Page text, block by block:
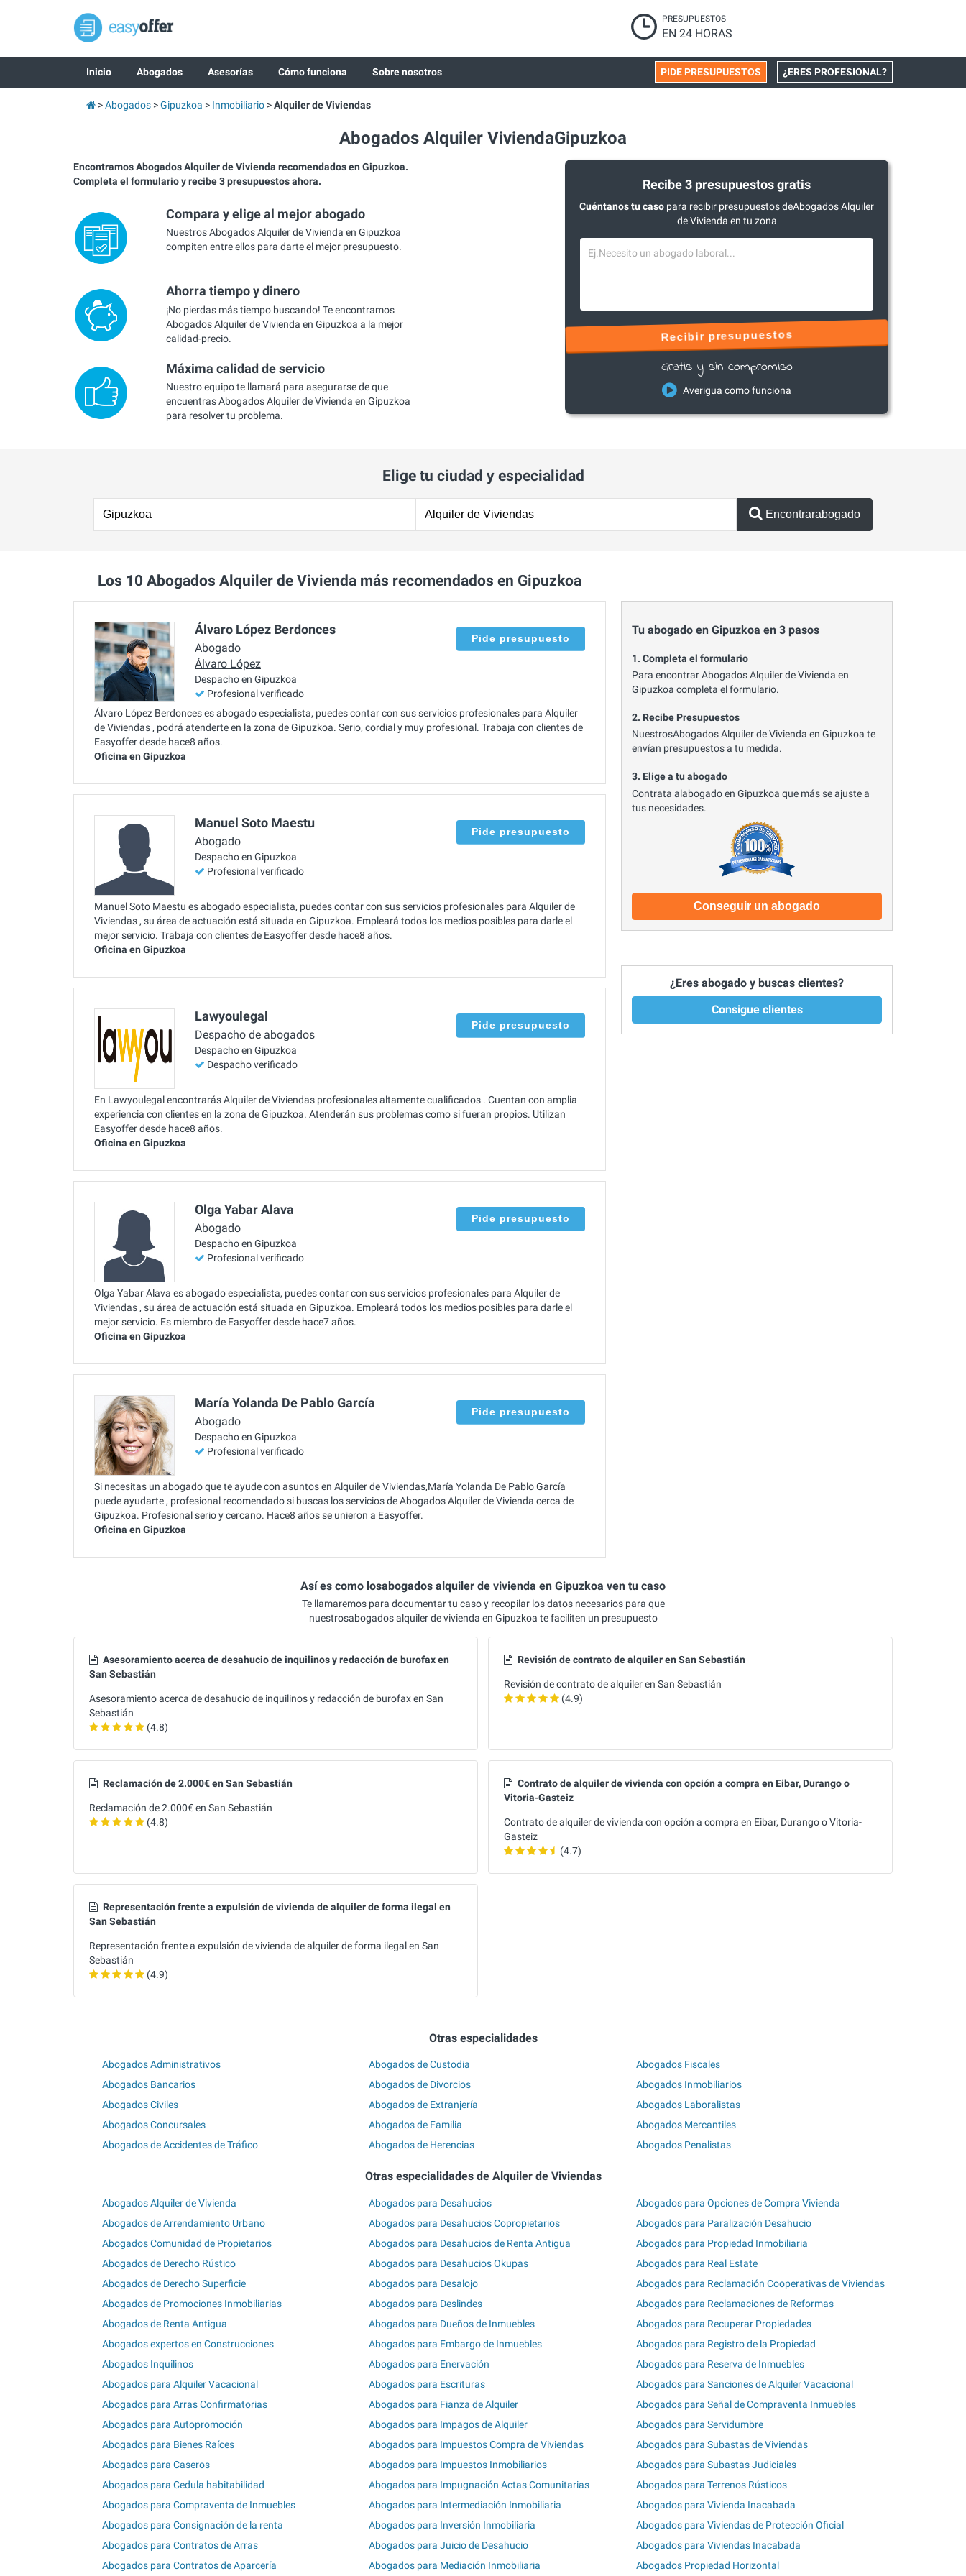
PRESUPUESTOS
EN 24 HORAS
Inicio Abogados Asesorías Cómo funciona Sobre nosotros ¿ERES PROFESIONAL?
PIDE PRESUPUESTOS
Abogados Gipuzkoa Inmobiliario Alquiler de Viviendas
Abogados Alquiler ViviendaGipuzkoa
Encontramos Abogados Alquiler de Vivienda recomendados en Gipuzkoa.
Completa el formulario y recibe 3 presupuestos ahora.
Compara y elige al mejor abogado
Nuestros Abogados Alquiler de Vivienda en Gipuzkoa
compiten entre ellos para darte el mejor presupuesto.
Ahorra tiempo y dinero
¡No pierdas más tiempo buscando! Te encontramos
Abogados Alquiler de Vivienda en Gipuzkoa a la mejor
calidad-precio.
Máxima calidad de servicio
Nuestro equipo te llamará para asegurarse de que
encuentras Abogados Alquiler de Vivienda en Gipuzkoa
para resolver tu problema.
Recibe 3 presupuestos gratis
Cuéntanos tu caso para recibir presupuestos deAbogados Alquiler
de Vivienda en tu zona
Recibir presupuestos
Gratis y sin compromiso
Averigua como funciona
Elige tu ciudad y especialidad
Encontrarabogado
Los 10 Abogados Alquiler de Vivienda más recomendados en Gipuzkoa
Álvaro López Berdonces
Abogado
Álvaro López
Despacho en Gipuzkoa
Profesional verificado
Pide presupuesto
Álvaro López Berdonces es abogado especialista, puedes contar con sus servicios profesionales para Alquiler
de Viviendas , podrá atenderte en la zona de Gipuzkoa. Serio, cordial y muy profesional. Trabaja con clientes de
Easyoffer desde hace8 años.
Oficina en Gipuzkoa
Manuel Soto Maestu
Abogado
Despacho en Gipuzkoa
Profesional verificado
Pide presupuesto
Manuel Soto Maestu es abogado especialista, puedes contar con sus servicios profesionales para Alquiler de
Viviendas , su área de actuación está situada en Gipuzkoa. Empleará todos los medios posibles para darle el
mejor servicio. Trabaja con clientes de Easyoffer desde hace8 años.
Oficina en Gipuzkoa
Lawyoulegal
Despacho de abogados
Despacho en Gipuzkoa
Despacho verificado
Pide presupuesto
En Lawyoulegal encontrarás Alquiler de Viviendas profesionales altamente cualificados . Cuentan con amplia
experiencia con clientes en la zona de Gipuzkoa. Atenderán sus problemas como si fueran propios. Utilizan
Easyoffer desde hace8 años.
Oficina en Gipuzkoa
Olga Yabar Alava
Abogado
Despacho en Gipuzkoa
Profesional verificado
Pide presupuesto
Olga Yabar Alava es abogado especialista, puedes contar con sus servicios profesionales para Alquiler de
Viviendas , su área de actuación está situada en Gipuzkoa. Empleará todos los medios posibles para darle el
mejor servicio. Es miembro de Easyoffer desde hace7 años.
Oficina en Gipuzkoa
María Yolanda De Pablo García
Abogado
Despacho en Gipuzkoa
Profesional verificado
Pide presupuesto
Si necesitas un abogado que te ayude con asuntos en Alquiler de Viviendas,María Yolanda De Pablo García
puede ayudarte , profesional recomendado si buscas los servicios de Abogados Alquiler de Vivienda cerca de
Gipuzkoa. Profesional serio y cercano. Hace8 años se unieron a Easyoffer.
Oficina en Gipuzkoa
Tu abogado en Gipuzkoa en 3 pasos
1. Completa el formulario
Para encontrar Abogados Alquiler de Vivienda en
Gipuzkoa completa el formulario.
2. Recibe Presupuestos
NuestrosAbogados Alquiler de Vivienda en Gipuzkoa te
envían presupuestos a tu medida.
3. Elige a tu abogado
Contrata alabogado en Gipuzkoa que más se ajuste a
tus necesidades.
Conseguir un abogado
¿Eres abogado y buscas clientes?
Consigue clientes
Así es como losabogados alquiler de vivienda en Gipuzkoa ven tu caso
Te llamaremos para documentar tu caso y recopilar los datos necesarios para que
nuestrosabogados alquiler de vivienda en Gipuzkoa te faciliten un presupuesto
Asesoramiento acerca de desahucio de inquilinos y redacción de burofax en
San Sebastián
Asesoramiento acerca de desahucio de inquilinos y redacción de burofax en San
Sebastián
(4.8)
Revisión de contrato de alquiler en San Sebastián
Revisión de contrato de alquiler en San Sebastián
(4.9)
Reclamación de 2.000€ en San Sebastián
Reclamación de 2.000€ en San Sebastián
(4.8)
Contrato de alquiler de vivienda con opción a compra en Eibar, Durango o
Vitoria-Gasteiz
Contrato de alquiler de vivienda con opción a compra en Eibar, Durango o Vitoria-
Gasteiz
(4.7)
Representación frente a expulsión de vivienda de alquiler de forma ilegal en
San Sebastián
Representación frente a expulsión de vivienda de alquiler de forma ilegal en San
Sebastián
(4.9)
Otras especialidades
Abogados Administrativos
Abogados Bancarios
Abogados Civiles
Abogados Concursales
Abogados de Accidentes de Tráfico
Abogados de Custodia
Abogados de Divorcios
Abogados de Extranjería
Abogados de Familia
Abogados de Herencias
Abogados Fiscales
Abogados Inmobiliarios
Abogados Laboralistas
Abogados Mercantiles
Abogados Penalistas
Otras especialidades de Alquiler de Viviendas
Abogados Alquiler de Vivienda
Abogados de Arrendamiento Urbano
Abogados Comunidad de Propietarios
Abogados de Derecho Rústico
Abogados de Derecho Superficie
Abogados de Promociones Inmobiliarias
Abogados de Renta Antigua
Abogados expertos en Construcciones
Abogados Inquilinos
Abogados para Alquiler Vacacional
Abogados para Arras Confirmatorias
Abogados para Autopromoción
Abogados para Bienes Raíces
Abogados para Caseros
Abogados para Cedula habitabilidad
Abogados para Compraventa de Inmuebles
Abogados para Consignación de la renta
Abogados para Contratos de Arras
Abogados para Contratos de Aparcería
Abogados para Desahucios
Abogados para Desahucios Copropietarios
Abogados para Desahucios de Renta Antigua
Abogados para Desahucios Okupas
Abogados para Desalojo
Abogados para Deslindes
Abogados para Dueños de Inmuebles
Abogados para Embargo de Inmuebles
Abogados para Enervación
Abogados para Escrituras
Abogados para Fianza de Alquiler
Abogados para Impagos de Alquiler
Abogados para Impuestos Compra de Viviendas
Abogados para Impuestos Inmobiliarios
Abogados para Impugnación Actas Comunitarias
Abogados para Intermediación Inmobiliaria
Abogados para Inversión Inmobiliaria
Abogados para Juicio de Desahucio
Abogados para Mediación Inmobiliaria
Abogados para Opciones de Compra Vivienda
Abogados para Paralización Desahucio
Abogados para Propiedad Inmobiliaria
Abogados para Real Estate
Abogados para Reclamación Cooperativas de Viviendas
Abogados para Reclamaciones de Reformas
Abogados para Recuperar Propiedades
Abogados para Registro de la Propiedad
Abogados para Reserva de Inmuebles
Abogados para Sanciones de Alquiler Vacacional
Abogados para Señal de Compraventa Inmuebles
Abogados para Servidumbre
Abogados para Subastas de Viviendas
Abogados para Subastas Judiciales
Abogados para Terrenos Rústicos
Abogados para Vivienda Inacabada
Abogados para Viviendas de Protección Oficial
Abogados para Viviendas Inacabada
Abogados Propiedad Horizontal